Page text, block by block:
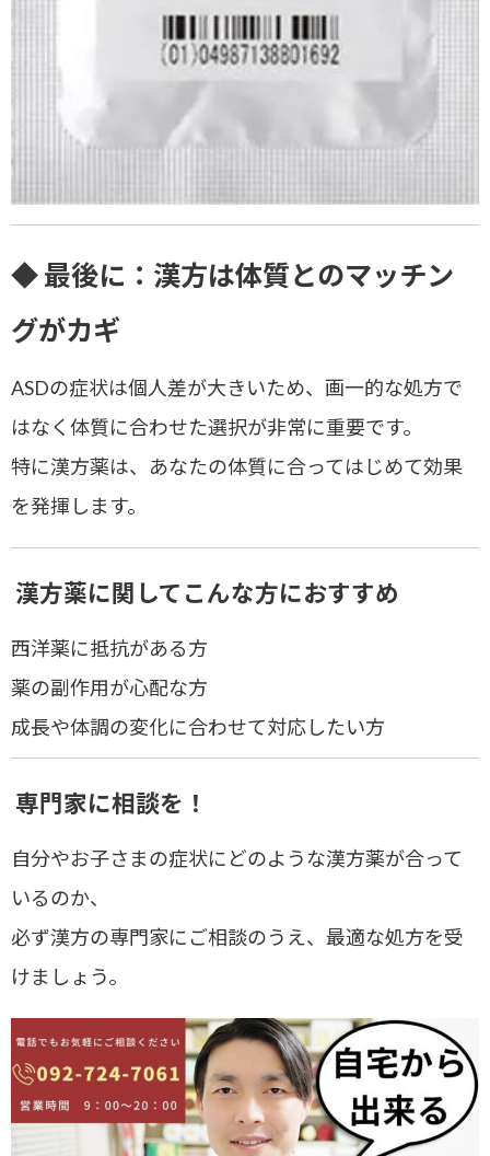
◆ 最後に：漢方は体質とのマッチン
グがカギ
ASDの症状は個人差が大きいため、 画一的な処方で
はなく体質に合わせた選択が非常に重要です。
特に漢方薬は、 あなたの体質に合ってはじめて効果
を発揮します。
漢方薬に関してこんな方におすすめ
西洋薬に抵抗がある方
薬の副作用が心配な方
成長や体調の変化に合わせて対応したい方
専門家に相談を！
自分やお子さまの症状にどのような漢方薬が合って
いるのか、
必ず漢方の専門家にご相談のうえ、最適な処方を受
けましょう。